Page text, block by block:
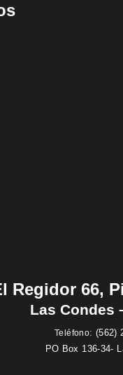
Regidor 66,
Las Condes
Teléfono: (562)
PO Box 136-34-